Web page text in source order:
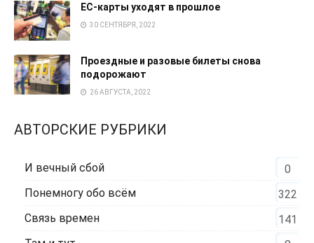
EC-карты уходят в прошлое
30 СЕНТЯБРЯ, 2022
Проездные и разовые билеты снова
подорожают
26 АВГУСТА, 2022
АВТОРСКИЕ РУБРИКИ
И вечный сбой
0
Понемногу обо всём
322
Связь времен
141